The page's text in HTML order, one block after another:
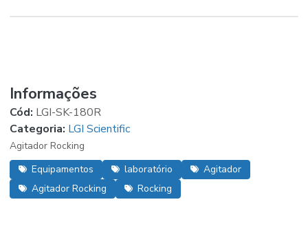
Informações
Cód: LGI-SK-180R
Categoria: LGI Scientific
Agitador Rocking
Equipamentos
laboratório
Agitador
Agitador Rocking
Rocking